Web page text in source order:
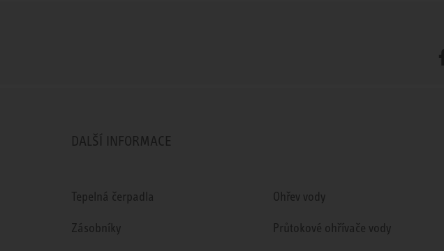
DALŠÍ INFORMACE
Tepelná čerpadla
Zásobníky
Ohřev vody
Průtokové ohřívače vody